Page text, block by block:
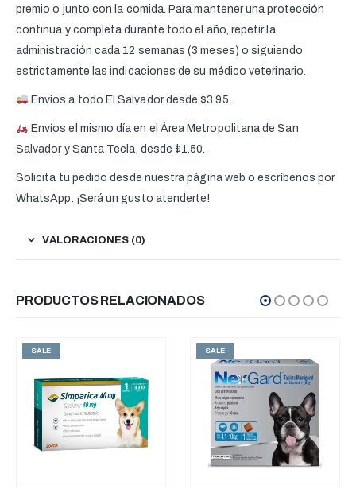
premio o junto con la comida. Para mantener una protección
continua y completa durante todo el año, repetir la
administración cada 12 semanas (3 meses) o siguiendo
estrictamente las indicaciones de su médico veterinario.
Envíos a todo El Salvador desde $3.95.
Envíos el mismo día en el Área Metropolitana de San
Salvador y Santa Tecla, desde $1.50.
Solicita tu pedido desde nuestra página web o escríbenos por
WhatsApp. ¡Será un gusto atenderte!
VALORACIONES (0)
PRODUCTOS RELACIONADOS
SALE SALE